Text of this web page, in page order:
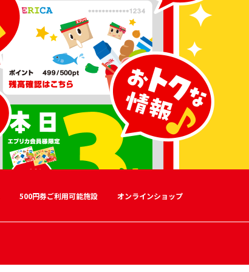
500円券ご利用可能施設 オンラインショップ